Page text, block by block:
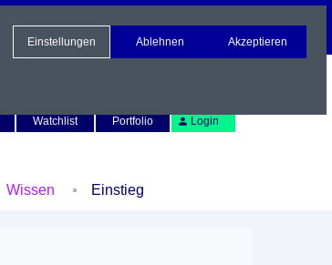
Watchlist Portfolio Login
Wissen Einstieg
Einstellungen Ablehnen Akzeptieren